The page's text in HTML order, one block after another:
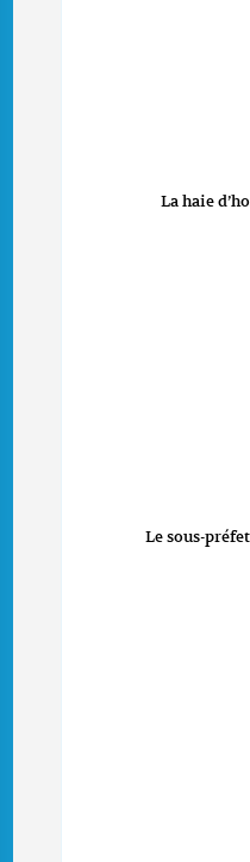
La haie
Le sous-